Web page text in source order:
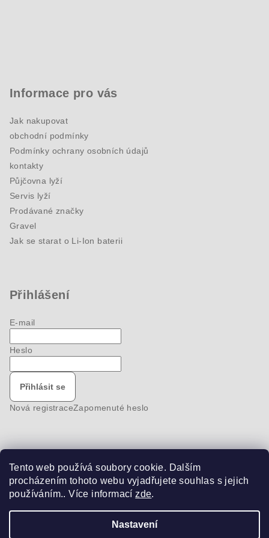
Tento web používá soubory cookie. Dalším
procházením tohoto webu vyjadřujete souhlas s jejich
používáním.. Více informacízde.
Nastavení
Informace pro vás
Jak nakupovat
obchodní podmínky
Podmínky ochrany osobních údajů
kontakty
Půjčovna lyží
Servis lyží
Prodávané značky
Gravel
Jak se starat o Li-Ion baterii
Přihlášení
E-mail
Heslo
Přihlásit se
Nová registraceZapomenuté heslo
Nákupní košík
0ks /0 Kč